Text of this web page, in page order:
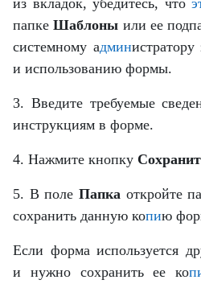
папкеШаблоны или ее
системному админ
и использованию формы.
3. Введите требуемые
инструкциям в форме.
4. Нажмите кнопку
5. В поле Папка откройте
сохранить данную копию
Если форма используется
и нужно сохранить ее ко